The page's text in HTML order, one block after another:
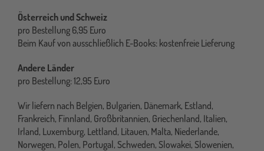
Österreich und Schweiz
pro Bestellung 6,95 Euro
Beim Kauf von ausschließlich E-Books: kostenfreie Lieferung
Andere Länder
pro Bestellung: 12,95 Euro
Wir liefern nach Belgien, Bulgarien, Dänemark, Estland,
Frankreich, Finnland, Großbritannien, Griechenland, Italien,
Irland, Luxemburg, Lettland, Litauen, Malta, Niederlande,
Norwegen, Polen, Portugal, Schweden, Slowakei, Slowenien,